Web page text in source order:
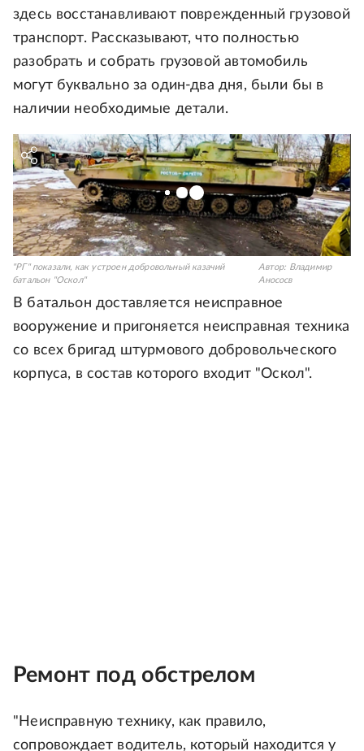
здесь восстанавливают поврежденный грузовой
транспорт. Рассказывают, что полностью
разобрать и собрать грузовой автомобиль
могут буквально за один-два дня, были бы в
наличии необходимые детали.
"РГ" показали, как устроен добровольный казачий
батальон "Оскол"
Автор: Владимир
Анососв
В батальон доставляется неисправное
вооружение и пригоняется неисправная техника
со всех бригад штурмового добровольческого
корпуса, в состав которого входит "Оскол".
Ремонт под обстрелом
"Неисправную технику, как правило,
сопровождает водитель, который находится у